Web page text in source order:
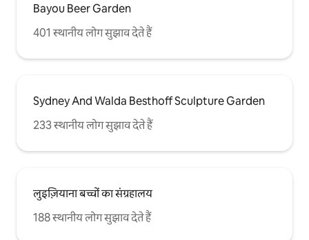
Bayou Beer Garden
401 स्थानीय लोग सुझाव देते हैं
Sydney And Walda Besthoff Sculpture Garden
233 स्थानीय लोग सुझाव देते हैं
लुइज़ियाना बच्चों का संग्रहालय
188 स्थानीय लोग सुझाव देते हैं